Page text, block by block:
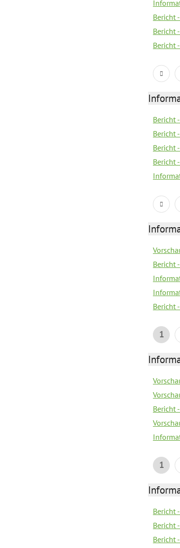
Bericht
Bericht
Bericht
Bericht
Bericht
Bericht
Bericht
Bericht
Bericht
1
Bericht
1
Bericht
Bericht
Bericht